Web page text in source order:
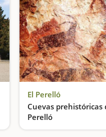
El Perelló
Cuevas prehistóricas
Perelló